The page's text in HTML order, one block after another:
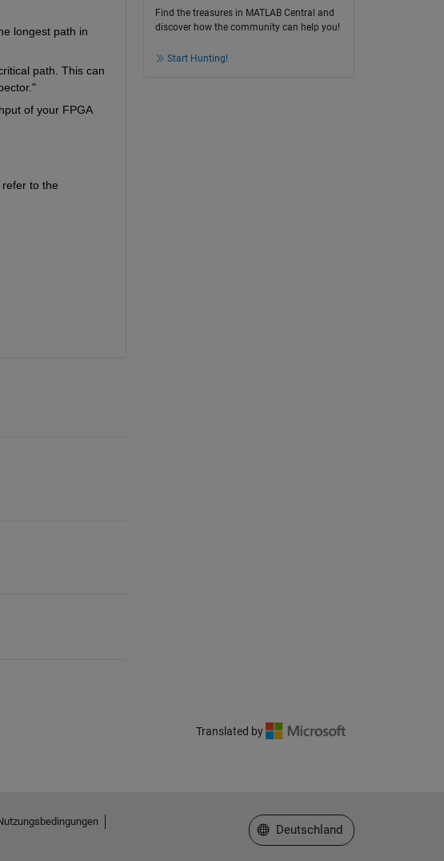
longest path in
path. This can
of your FPGA
to the
Find the treasures in MATLAB Central and
discover how the community can help you!
Start Hunting!
Translated by
Website auswählen
Deutschland